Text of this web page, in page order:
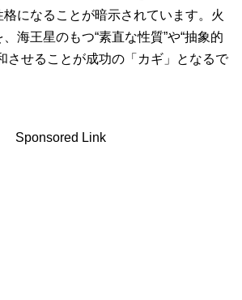
になることが暗示されています。火
海王星のもつ“素直な性質”や“抽象的
させることが成功の「カギ」となるで
Sponsored Link